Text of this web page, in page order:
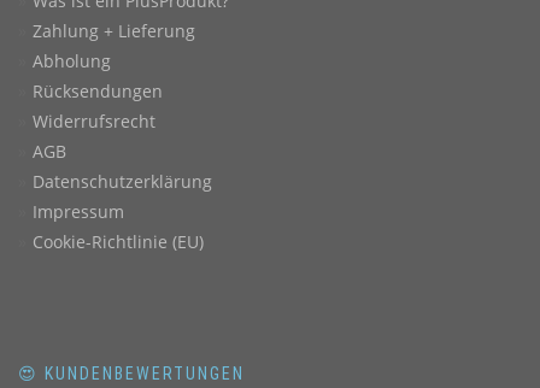
Zahlung + Lieferung
Abholung
Rücksendungen
Widerrufsrecht
AGB
Datenschutzerklärung
Impressum
Cookie-Richtlinie (EU)
😍 KUNDENBEWERTUNGEN